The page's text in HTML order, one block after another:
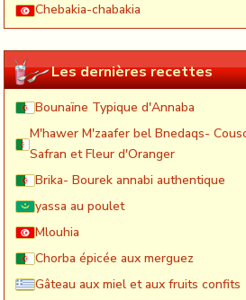
Chebakia-chabakia
Les dernières recettes
Bounaïne Typique d'Annaba
M'hawer M'zaafer bel Bnedaqs-
Safran et Fleur d'Oranger
Brika- Bourek annabi authentique
yassa au poulet
Mlouhia
Chorba épicée aux merguez
Gâteau aux miel et aux fruits confits